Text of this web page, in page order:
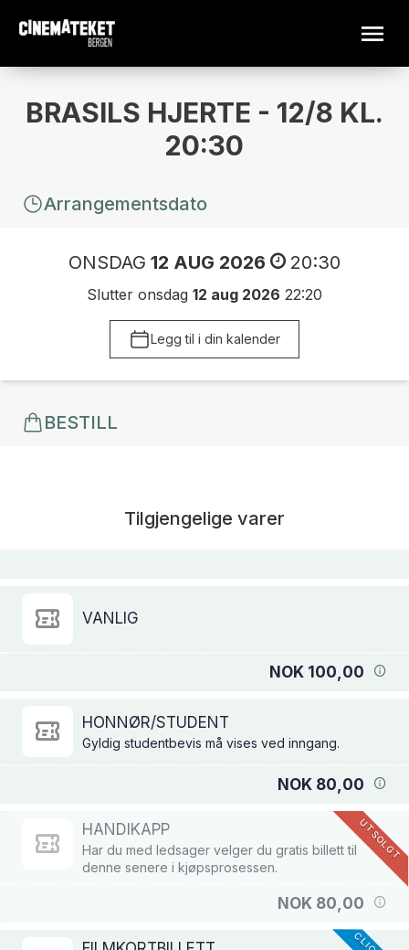
BRASILS HJERTE - 12/8 KL.
20:30
Arrangementsdato
ONSDAG 12 AUG 2026 20:30
Slutter onsdag 12 aug 2026 22:20
Legg til i din kalender
BESTILL
Tilgjengelige varer
VANLIG
NOK 100,00
HONNØR/STUDENT
Gyldig studentbevis må vises ved inngang.
NOK 80,00
HANDIKAPP
Har du med ledsager velger du gratis billett til
denne senere i kjøpsprosessen.
NOK 80,00
UTSOLGT